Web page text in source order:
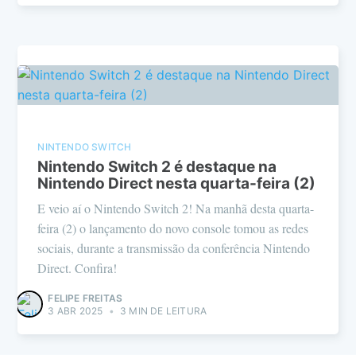
NINTENDO SWITCH
Nintendo Switch 2 é destaque na
Nintendo Direct nesta quarta-feira (2)
E veio aí o Nintendo Switch 2! Na manhã desta quarta-
feira (2) o lançamento do novo console tomou as redes
sociais, durante a transmissão da conferência Nintendo
Direct. Confira!
FELIPE FREITAS
3 ABR 2025 • 3 MIN DE LEITURA